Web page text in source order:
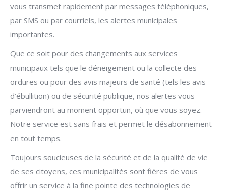
vous transmet rapidement par messages téléphoniques,
par SMS ou par courriels, les alertes municipales
importantes.
Que ce soit pour des changements aux services
municipaux tels que le déneigement ou la collecte des
ordures ou pour des avis majeurs de santé (tels les avis
d’ébullition) ou de sécurité publique, nos alertes vous
parviendront au moment opportun, où que vous soyez.
Notre service est sans frais et permet le désabonnement
en tout temps.
Toujours soucieuses de la sécurité et de la qualité de vie
de ses citoyens, ces municipalités sont fières de vous
offrir un service à la fine pointe des technologies de